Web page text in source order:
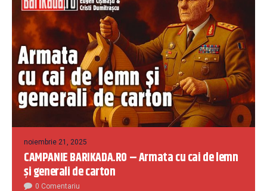
noiembrie 21, 2025
CAMPANIE BARIKADA.RO – Armata cu cai de lemn
și generali de carton
0 Comentariu